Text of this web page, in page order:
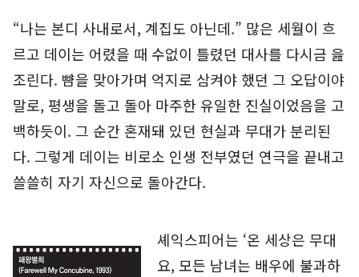
“나는 본디 사내로서, 계집도 아닌데.” 많은 세월이 흐
르고 데이는 어렸을 때 수없이 틀렸던 대사를 다시금 읊
조린다. 뺨을 맞아가며 억지로 삼켜야 했던 그 오답이야
말로, 평생을 돌고 돌아 마주한 유일한 진실이었음을 고
백하듯이. 그 순간 혼재돼 있던 현실과 무대가 분리된
다. 그렇게 데이는 비로소 인생 전부였던 연극을 끝내고
쓸쓸히 자기 자신으로 돌아간다.
셰익스피어는 ‘온 세상은 무대
요, 모든 남녀는 배우에 불과하